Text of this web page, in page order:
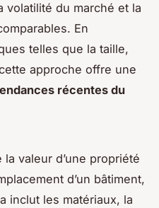
volatilité du marché et la
En
telles que la taille,
approche offre une
récentes du
la valeur d’une propriété
d’un bâtiment,
inclut les matériaux, la